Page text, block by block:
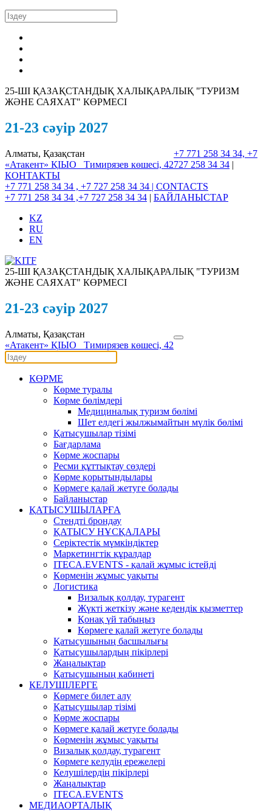
25-ШI ҚАЗАҚСТАНДЫҚ ХАЛЫҚАРАЛЫҚ "ТУРИЗМ
ЖӘНЕ САЯХАТ" КӨРМЕСІ
21-23 сәуір 2027
Алматы, Қазақстан
«Атакент» ҚІЫО Тимирязев көшесі, 42
+7 771 258 34 34, +7
727 258 34 34 |
КОНТАКТЫ
+7 771 258 34 34 , +7 727 258 34 34 | CONTACTS
+7 771 258 34 34 ,+7 727 258 34 34 | БАЙЛАНЫСТАР
KZ
RU
EN
25-ШI ҚАЗАҚСТАНДЫҚ ХАЛЫҚАРАЛЫҚ "ТУРИЗМ
ЖӘНЕ САЯХАТ" КӨРМЕСІ
21-23 сәуір 2027
Алматы, Қазақстан
«Атакент» ҚІЫО Тимирязев көшесі, 42
КӨРМЕ
Көрме туралы
Көрме бөлімдері
Медициналық туризм бөлімі
Шет елдегі жылжымайтын мүлік бөлімі
Қатысушылар тізімі
Бағдарлама
Көрме жоспары
Ресми құттықтау сөздері
Көрме қорытындылары
Көрмеге қалай жетуге болады
Байланыстар
ҚАТЫСУШЫЛАРҒА
Стендті брондау
ҚАТЫСУ НҰСҚАЛАРЫ
Серіктестік мүмкіндіктер
Маркетингтік құралдар
ITECA.EVENTS - қалай жұмыс істейді
Көрменің жұмыс уақыты
Логистика
Визалық қолдау, турагент
Жүкті жеткізу және кедендік қызметтер
Қонақ үй табыңыз
Көрмеге қалай жетуге болады
Қатысушының басшылығы
Қатысушылардың пікірлері
Жаңалықтар
Қатысушының кабинеті
КЕЛУШІЛЕРГЕ
Көрмеге билет алу
Қатысушылар тізімі
Көрме жоспары
Көрмеге қалай жетуге болады
Көрменің жұмыс уақыты
Визалық қолдау, турагент
Көрмеге келудің ережелері
Келушілердің пікірлері
Жаңалықтар
ITECA.EVENTS
МЕДИАОРТАЛЫҚ